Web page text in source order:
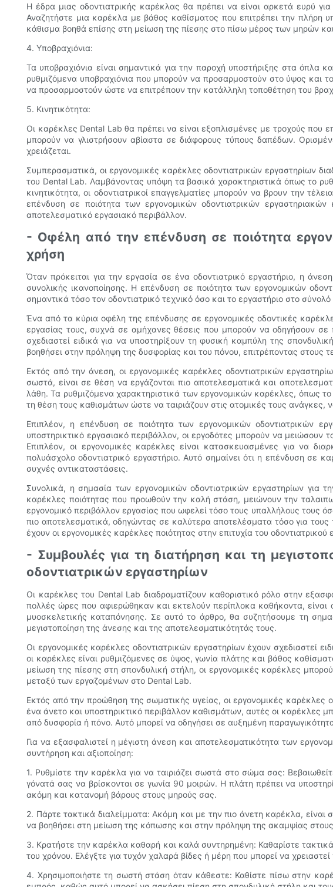
Η έδρα μιας οδοντιατρικής καρέκλας θα πρέπει να είναι αρκετά ευρύ
Αναζητήστε μια καρέκλα με βάθος καθίσματος που επιτρέπει την
κάθισμα βοηθά επίσης στη μείωση της πίεσης στο πίσω μέρος των μηρών
4. Υποβραχιόνια:
Τα υποβραχιόνια είναι σημαντικά για την παροχή υποστήριξης στα όπλα
ρυθμιζόμενα υποβραχιόνια που μπορούν να προσαρμοστούν στο ύψος και
να προσαρμοστούν ώστε να επιτρέπουν την κατάλληλη τοποθέτηση του
5. Κινητικότητα:
Οι καρέκλες Dental Lab θα πρέπει να είναι εξοπλισμένες με τροχούς που
μπορούν να γλιστρήσουν αβίαστα σε διάφορους τύπους δαπέδων.
χρειάζεται.
Συμπερασματικά, οι εργονομικές καρέκλες οδοντιατρικών εργαστηρίων
του Dental Lab. Λαμβάνοντας υπόψη τα βασικά χαρακτηριστικά όπως το
κινητικότητα, οι οδοντιατρικοί επαγγελματίες μπορούν να βρουν την
επένδυση σε ποιότητα των εργονομικών οδοντιατρικών
αποτελεσματικό εργασιακό περιβάλλον.
- Οφέλη από την επένδυση σε ποιότητα
χρήση
Όταν πρόκειται για την εργασία σε ένα οδοντιατρικό εργαστήριο, η
συνολικής ικανοποίησης. Η επένδυση σε ποιότητα των εργονομικών
σημαντικά τόσο τον οδοντιατρικό τεχνικό όσο και το εργαστήριο στο σύνολό
Ένα από τα κύρια οφέλη της επένδυσης σε εργονομικές οδοντικές
εργασίας τους, συχνά σε αμήχανες θέσεις που μπορούν να οδηγήσουν
σχεδιαστεί ειδικά για να υποστηρίξουν τη φυσική καμπύλη της
βοηθήσει στην πρόληψη της δυσφορίας και του πόνου, επιτρέποντας
Εκτός από την άνεση, οι εργονομικές καρέκλες οδοντιατρικών
σωστά, είναι σε θέση να εργάζονται πιο αποτελεσματικά και
λάθη. Τα ρυθμιζόμενα χαρακτηριστικά των εργονομικών καρέκλες, όπως
τη θέση τους καθισμάτων ώστε να ταιριάζουν στις ατομικές τους
Επιπλέον, η επένδυση σε ποιότητα των εργονομικών οδοντιατρικών
υποστηρικτικό εργασιακό περιβάλλον, οι εργοδότες μπορούν να μειώσουν
Επιπλέον, οι εργονομικές καρέκλες είναι κατασκευασμένες για να
πολυάσχολο οδοντιατρικό εργαστήριο. Αυτό σημαίνει ότι η επένδυση σε
συχνές αντικαταστάσεις.
Συνολικά, η σημασία των εργονομικών οδοντιατρικών εργαστηρίων για
καρέκλες ποιότητας που προωθούν την καλή στάση, μειώνουν την
εργονομικό περιβάλλον εργασίας που ωφελεί τόσο τους υπαλλήλους τους
πιο αποτελεσματικά, οδηγώντας σε καλύτερα αποτελέσματα τόσο για
έχουν οι εργονομικές καρέκλες ποιότητας στην επιτυχία του οδοντιατρικού
- Συμβουλές για τη διατήρηση και τη
οδοντιατρικών εργαστηρίων
Οι καρέκλες του Dental Lab διαδραματίζουν καθοριστικό ρόλο στην
πολλές ώρες που αφιερώθηκαν και εκτελούν περίπλοκα καθήκοντα,
μυοσκελετικής καταπόνησης. Σε αυτό το άρθρο, θα συζητήσουμε τη
μεγιστοποίηση της άνεσης και της αποτελεσματικότητάς τους.
Οι εργονομικές καρέκλες οδοντιατρικών εργαστηρίων έχουν σχεδιαστεί
οι καρέκλες είναι ρυθμιζόμενες σε ύψος, γωνία πλάτης και βάθος
μείωση της πίεσης στη σπονδυλική στήλη, οι εργονομικές καρέκλες
μεταξύ των εργαζομένων στο Dental Lab.
Εκτός από την προώθηση της σωματικής υγείας, οι εργονομικές
ένα άνετο και υποστηρικτικό περιβάλλον καθισμάτων, αυτές οι καρέκλες
από δυσφορία ή πόνο. Αυτό μπορεί να οδηγήσει σε αυξημένη
Για να εξασφαλιστεί η μέγιστη άνεση και αποτελεσματικότητα των
συντήρηση και αξιοποίηση:
1. Ρυθμίστε την καρέκλα για να ταιριάζει σωστά στο σώμα σας:
γόνατά σας να βρίσκονται σε γωνία 90 μοιρών. Η πλάτη πρέπει να
ακόμη και κατανομή βάρους στους μηρούς σας.
2. Πάρτε τακτικά διαλείμματα: Ακόμη και με την πιο άνετη καρέκλα,
να βοηθήσει στη μείωση της κόπωσης και στην πρόληψη της ακαμψίας
3. Κρατήστε την καρέκλα καθαρή και καλά συντηρημένη: Καθαρίστε
του χρόνου. Ελέγξτε για τυχόν χαλαρά βίδες ή μέρη που μπορεί να
4. Χρησιμοποιήστε τη σωστή στάση όταν κάθεστε: Καθίστε πίσω στην